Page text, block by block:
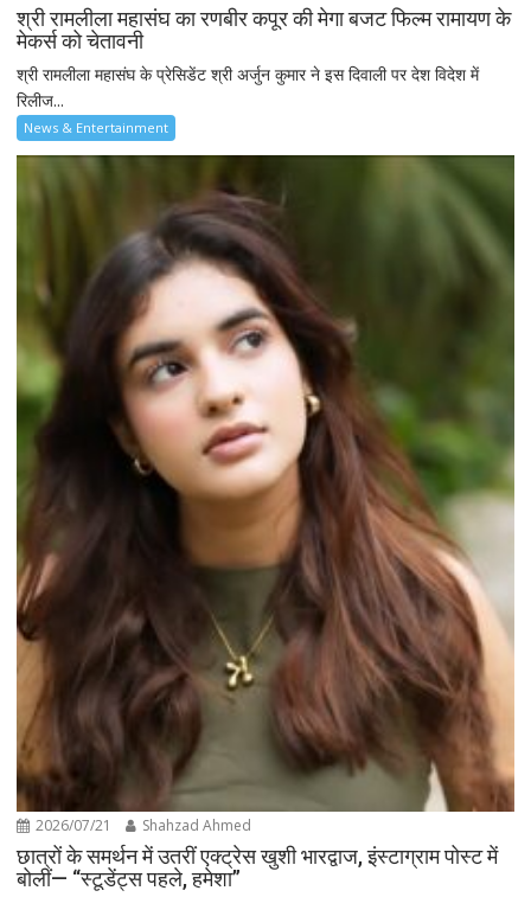
श्री रामलीला महासंघ का रणबीर कपूर की मेगा बजट फिल्म रामायण के
मेकर्स को चेतावनी
श्री रामलीला महासंघ के प्रेसिडेंट श्री अर्जुन कुमार ने इस दिवाली पर देश विदेश में
रिलीज...
News & Entertainment
2026/07/21 Shahzad Ahmed
छात्रों के समर्थन में उतरीं एक्ट्रेस खुशी भारद्वाज, इंस्टाग्राम पोस्ट में
बोलीं— “स्टूडेंट्स पहले, हमेशा”